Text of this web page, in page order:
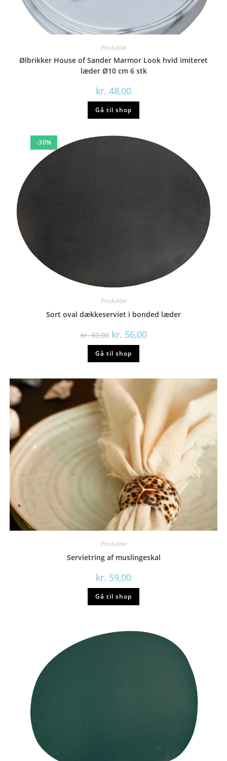
Produkter
Ølbrikker House of Sander Marmor Look hvid imiteret
læder Ø10 cm 6 stk
kr. 48,00
Gå til shop
-30%
Produkter
Sort oval dækkeserviet i bonded læder
kr.80,00 Den
oprindelige
pris
var:
kr. 80,00.
kr. 56,00Den
aktuelle
Gå til shop
Produkter
Servietring af muslingeskal
kr. 59,00
Gå til shop